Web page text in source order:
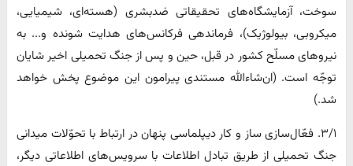
سوخت، آزمایشگاه‌های تحقیقاتی ضدبشری (هسته‌ای، شیمیایی،
میکروبی، بیولوژیک)، فرماندهی فرکانس‌های هدایت شونده و... به
نیروهای مسلّح کشور در قبل، حین و پس از جنگ تحمیلی اخیر شایان
توجّه است. (ان‌شاءالله مستندی پیرامون این موضوع پخش خواهد
شد.)
۳/۱. فعّال‌سازی ساز و کار دیپلماسی پنهان در ارتباط با تحوّلات میدانی
جنگ تحمیلی از طریق تبادل اطلاعات با سرویس‌های اطلاعاتی دیگر،